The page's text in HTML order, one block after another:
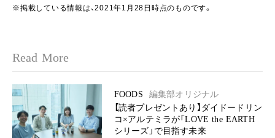
※掲載している情報は、2021年1月28日時点のものです。
Read More
FOODS
編集部オリジナル
【読者プレゼントあり】ダイドードリン
コ×アルテミラが「LOVE the EARTH
シリーズ」で目指す未来